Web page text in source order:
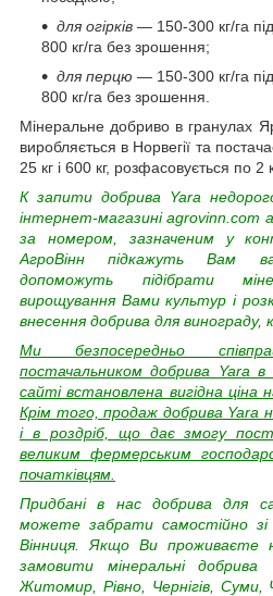
для огірків — 150-300 кг/га
800 кг/га без зрошення;
для перцю — 150-300 кг/га
800 кг/га без зрошення.
Мінеральне добриво в гранулах
виробляється в Норвегії та
25 кг і 600 кг, розфасовується по 2
К запити добрива Yara
інтернет-магазині
за номером, зазначеним у
АгроВінн підкажуть Вам
допоможуть підібрати
вирощування Вами культур і
внесення добрива для винограду,
Ми безпосередньо
постачальником добрива Yara
сайті встановлена вигідна ціна
Крім того, продаж добрива Yara
і в роздріб, що дає змогу
великим фермерським
початківцям.
Придбані в нас добрива для
можете забрати самостійно зі
Вінниця. Якщо Ви проживаєте
замовити мінеральні
Житомир, Рівно, Чернігів, Суми,